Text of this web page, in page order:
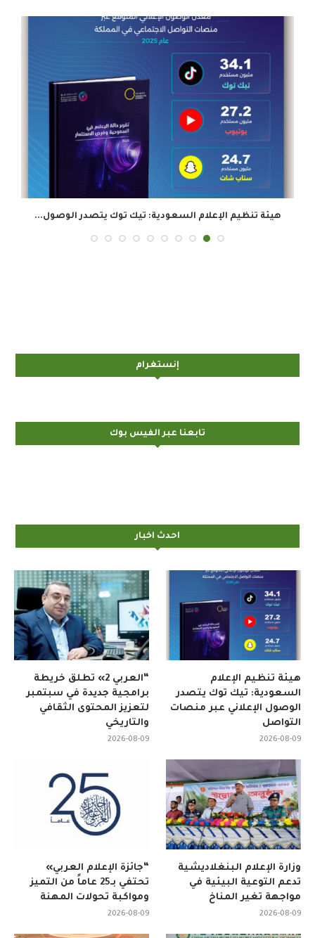
هيئة تنظيم الإعلام السعودية: تيك توك يتصدر الوصول...
إنستغرام
تابعنا عبر الفيس بوك
احدث اخبار
“العربي 2» تطلق خريطة
برامجية جديدة في سبتمبر
لتعزيز المحتوى الثقافي
والتاريخي
2026-08-09
هيئة تنظيم الإعلام
السعودية: تيك توك يتصدر
الوصول الإعلاني عبر منصات
التواصل
2026-08-09
“جائزة الإعلام العربي»
تحتفي بـ25 عاماً من التميز
ومواكبة تحولات المهنة
2026-08-09
وزارة الإعلام البنغلاديشية
تدعم التوعية البيئية في
مواجهة تغير المناخ
2026-08-09